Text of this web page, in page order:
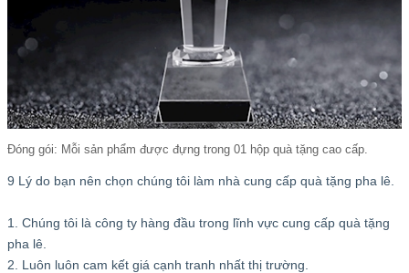
Đóng gói: Mỗi sản phẩm được đựng trong 01 hộp quà tặng cao cấp.
9 Lý do bạn nên chọn chúng tôi làm nhà cung cấp quà tặng pha lê.
1. Chúng tôi là công ty hàng đầu trong lĩnh vực cung cấp quà tặng
pha lê.
2. Luôn luôn cam kết giá cạnh tranh nhất thị trường.